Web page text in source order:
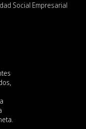
Social Empresarial